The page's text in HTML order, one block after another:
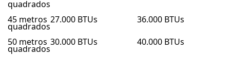
quadrados
45 metros
quadrados
27.000 BTUs
36.000 BTUs
50 metros
quadrados
30.000 BTUs
40.000 BTUs